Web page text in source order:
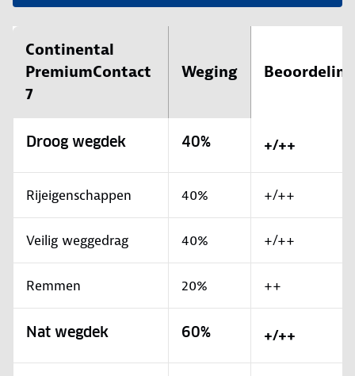
Continental
PremiumContact
7
Weging Beoordeling
Droog wegdek 40% +/++
Rijeigenschappen 40% +/++
Veilig weggedrag 40% +/++
Remmen 20% ++
Nat wegdek 60% +/++